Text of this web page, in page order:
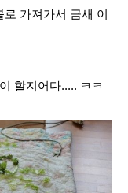
가져가서 금새 이
할지어다..... ㅋㅋ